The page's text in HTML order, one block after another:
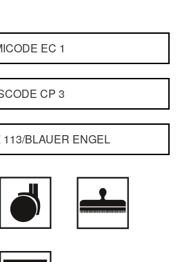
EC 1
CP 3
BLAUER ENGEL